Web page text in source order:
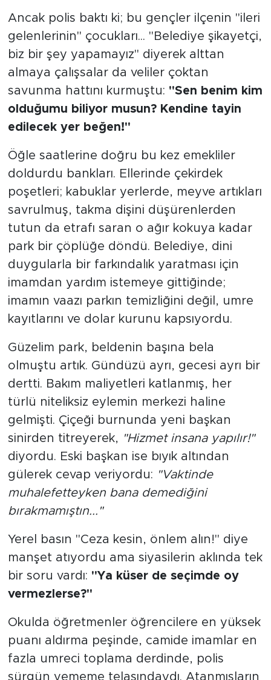
Ancak polis baktı ki; bu gençler ilçenin "ileri
gelenlerinin" çocukları... "Belediye şikayetçi,
biz bir şey yapamayız" diyerek alttan
almaya çalışsalar da veliler çoktan
savunma hattını kurmuştu: "Sen benim kim
olduğumu biliyor musun? Kendine tayin
edilecek yer beğen!"
Öğle saatlerine doğru bu kez emekliler
doldurdu bankları. Ellerinde çekirdek
poşetleri; kabuklar yerlerde, meyve artıkları
savrulmuş, takma dişini düşürenlerden
tutun da etrafı saran o ağır kokuya kadar
park bir çöplüğe döndü. Belediye, dini
duygularla bir farkındalık yaratması için
imamdan yardım istemeye gittiğinde;
imamın vaazı parkın temizliğini değil, umre
kayıtlarını ve dolar kurunu kapsıyordu.
Güzelim park, beldenin başına bela
olmuştu artık. Gündüzü ayrı, gecesi ayrı bir
dertti. Bakım maliyetleri katlanmış, her
türlü niteliksiz eylemin merkezi haline
gelmişti. Çiçeği burnunda yeni başkan
sinirden titreyerek, "Hizmet insana yapılır!"
diyordu. Eski başkan ise bıyık altından
gülerek cevap veriyordu: "Vaktinde
muhalefetteyken bana demediğini
bırakmamıştın..."
Yerel basın "Ceza kesin, önlem alın!" diye
manşet atıyordu ama siyasilerin aklında tek
bir soru vardı: "Ya küser de seçimde oy
vermezlerse?"
Okulda öğretmenler öğrencilere en yüksek
puanı aldırma peşinde, camide imamlar en
fazla umreci toplama derdinde, polis
sürgün yememe telaşındaydı. Atanmışların